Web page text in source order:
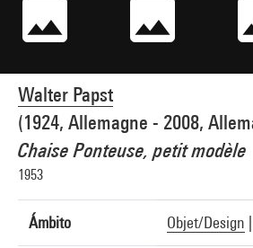
Walter Papst
(1924, Allemagne - 2008,
Chaise Ponteuse, petit modèle
1953
Ámbito Objet/Design
Referencia de la imagen : 4N43292